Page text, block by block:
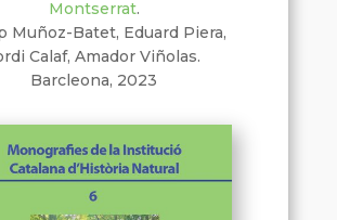
Montserrat.
Muñoz-Batet, Eduard Piera,
Calaf, Amador Viñolas.
Barcleona, 2023